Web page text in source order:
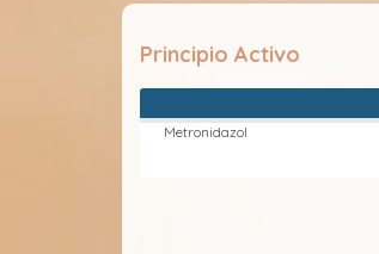
Principio Activo
Metronidazol